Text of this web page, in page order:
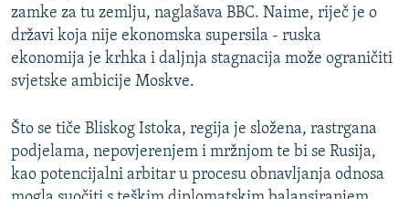
zamke za tu zemlju, naglašava BBC. Naime, riječ je o
državi koja nije ekonomska supersila - ruska
ekonomija je krhka i daljnja stagnacija može ograničiti
svjetske ambicije Moskve.
Što se tiče Bliskog Istoka, regija je složena, rastrgana
podjelama, nepovjerenjem i mržnjom te bi se Rusija,
kao potencijalni arbitar u procesu obnavljanja odnosa